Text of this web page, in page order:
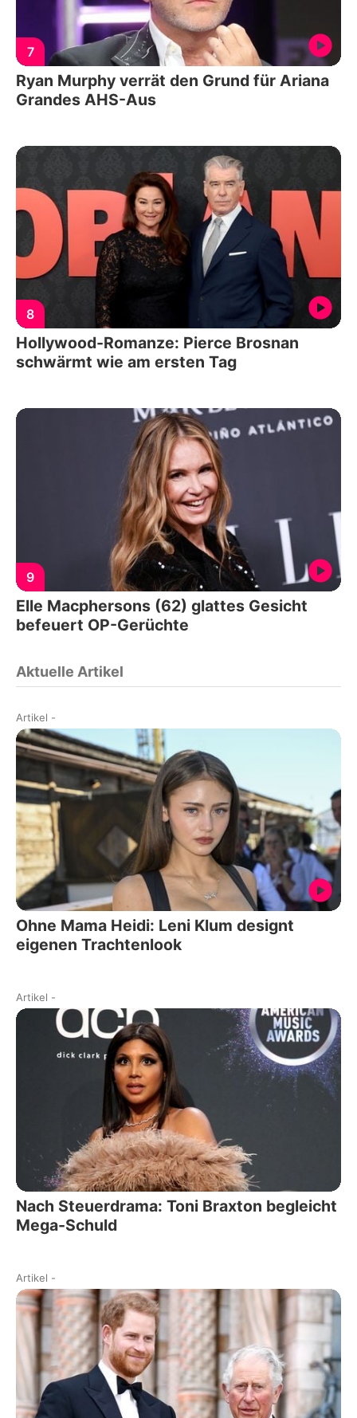
7
Ryan Murphy verrät den Grund für Ariana
Grandes AHS-Aus
8
Hollywood-Romanze: Pierce Brosnan
schwärmt wie am ersten Tag
9
Elle Macphersons (62) glattes Gesicht
befeuert OP-Gerüchte
Aktuelle Artikel
Artikel -
Ohne Mama Heidi: Leni Klum designt
eigenen Trachtenlook
Artikel -
Nach Steuerdrama: Toni Braxton begleicht
Mega-Schuld
Artikel -